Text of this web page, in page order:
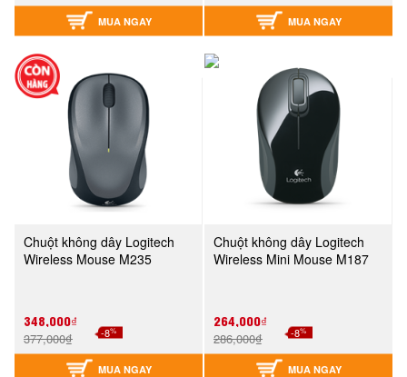
MUA NGAY MUA NGAY
Chuột không dây Logitech
Wireless Mouse M235
348,000₫
377,000₫ -8%
MUA NGAY
Chuột không dây Logitech
Wireless Mini Mouse M187
264,000₫
286,000₫ -8%
MUA NGAY